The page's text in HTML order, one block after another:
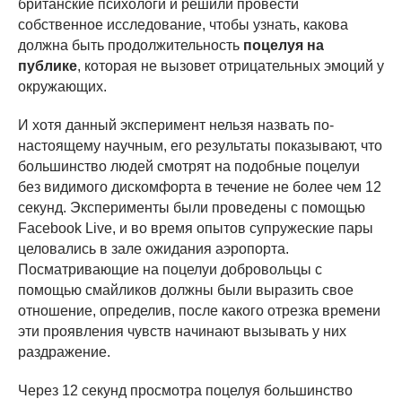
британские психологи и решили провести
собственное исследование, чтобы узнать, какова
должна быть продолжительность поцелуя на
публике, которая не вызовет отрицательных эмоций у
окружающих.
И хотя данный эксперимент нельзя назвать по-
настоящему научным, его результаты показывают, что
большинство людей смотрят на подобные поцелуи
без видимого дискомфорта в течение не более чем 12
секунд. Эксперименты были проведены с помощью
Facebook Live, и во время опытов супружеские пары
целовались в зале ожидания аэропорта.
Посматривающие на поцелуи добровольцы с
помощью смайликов должны были выразить свое
отношение, определив, после какого отрезка времени
эти проявления чувств начинают вызывать у них
раздражение.
Через 12 секунд просмотра поцелуя большинство